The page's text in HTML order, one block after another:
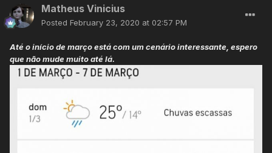
Matheus Vinicius
Posted February 23, 2020 at 02:57 PM
Até o início de março está com um cenário interessante, espero
que não mude muito até lá.